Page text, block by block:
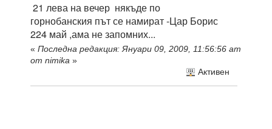
21 лева на вечер някъде по
горнобанския път се намират -Цар Борис
224 май ,ама не запомних...
« Последна редакция: Януари 09, 2009, 11:56:56 am
от nimika »
Активен